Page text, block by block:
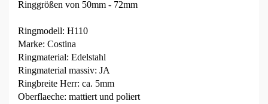
Ringgrößen von 50mm - 72mm
Ringmodell: H110
Marke: Costina
Ringmaterial: Edelstahl
Ringmaterial massiv: JA
Ringbreite Herr: ca. 5mm
Oberflaeche: mattiert und poliert